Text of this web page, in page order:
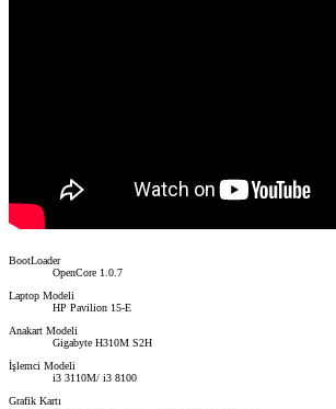
BootLoader
OpenCore 1.0.7
Laptop Modeli
HP Pavilion 15-E
Anakart Modeli
Gigabyte H310M S2H
İşlemci Modeli
i3 3110M/ i3 8100
Grafik Kartı